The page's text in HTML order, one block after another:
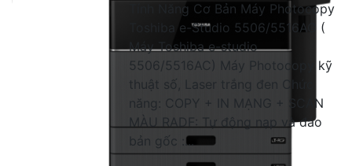
Tính Năng Cơ Bản Máy Photocopy
Toshiba e-Studio 5506/5516AC (
Máy Toshiba e-studio
5506/5516AC) Máy Photocopy kỹ
thuật số, Laser trắng đen Chức
năng: COPY + IN MẠNG + SCAN
MÀU RADF: Tự động nạp và đảo
bản gốc :...